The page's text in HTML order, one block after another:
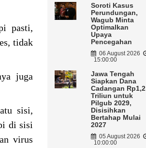
pasti,
tidak
juga
sisi,
di sisi
virus
Soroti Kasus
Perundungan,
Wagub Minta
Optimalkan
Upaya
Pencegahan
06 August 2026
15:00:00
Jawa Tengah
Siapkan Dana
Cadangan Rp1,2
Triliun untuk
Pilgub 2029,
Disisihkan
Bertahap Mulai
2027
05 August 2026
10:00:00